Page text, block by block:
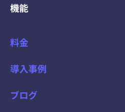
機能
料金
導入事例
ブログ